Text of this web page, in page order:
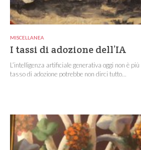
MISCELLANEA
I tassi di adozione dell’IA
L’intelligenza artificiale generativa oggi non è
tasso di adozione potrebbe non dirci tutto...